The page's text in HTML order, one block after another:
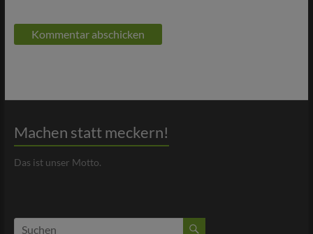
Machen statt meckern!
Das ist unser Motto.